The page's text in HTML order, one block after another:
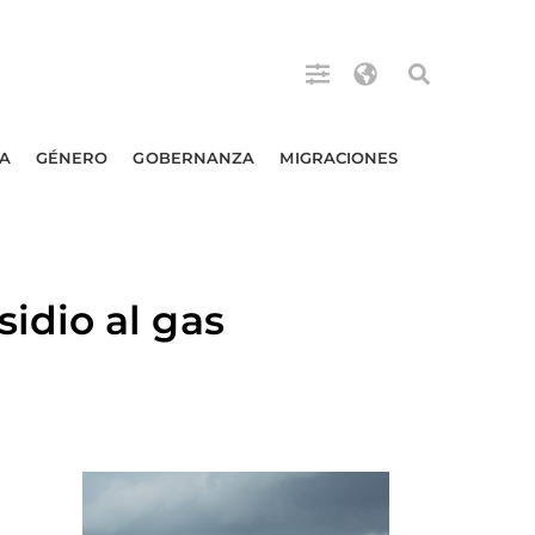
GÉNERO GOBERNANZA MIGRACIONES
al gas